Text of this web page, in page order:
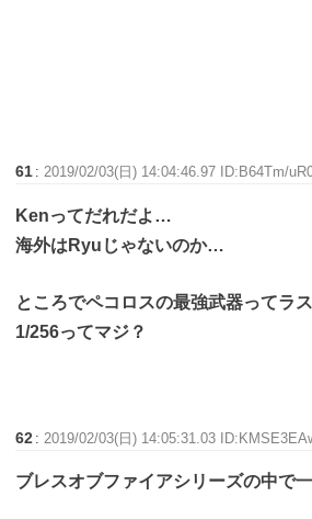
61 : 2019/02/03(日) 14:04:46.97 ID:B64Tm/
Kenってだれだよ…
海外はRyuじゃないのか…
ところでペコロスの最強武器ってラ
1/256ってマジ？
62 :2019/02/03(日) 14:05:31.03
ブレスオブファイアシリーズの中で